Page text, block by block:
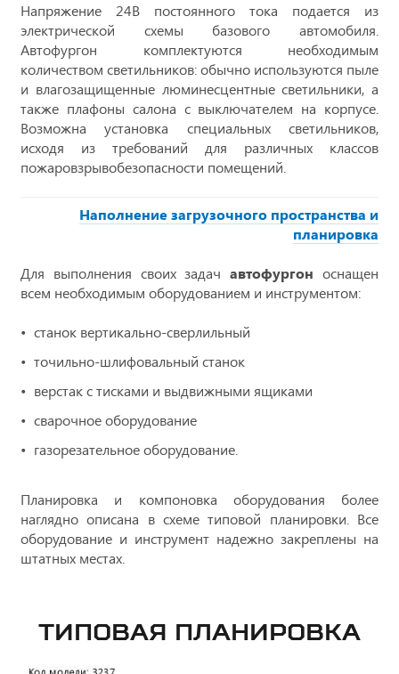
Напряжение 24В постоянного тока подается из
электрической схемы базового автомобиля.
Автофургон комплектуются необходимым
количеством светильников: обычно используются пыле
и влагозащищенные люминесцентные светильники, а
также плафоны салона с выключателем на корпусе.
Возможна установка специальных светильников,
исходя из требований для различных классов
пожаровзрывобезопасности помещений.
Наполнение загрузочного пространства и
планировка
Для выполнения своих задачавтофургоноснащен
всем необходимым оборудованием и инструментом:
станок вертикально-сверлильный
точильно-шлифовальный станок
верстак с тисками и выдвижными ящиками
сварочное оборудование
газорезательное оборудование.
Планировка и компоновка оборудования более
наглядно описана в схеме типовой планировки. Все
оборудование и инструмент надежно закреплены на
штатных местах.
ТИПОВАЯ ПЛАНИРОВКА